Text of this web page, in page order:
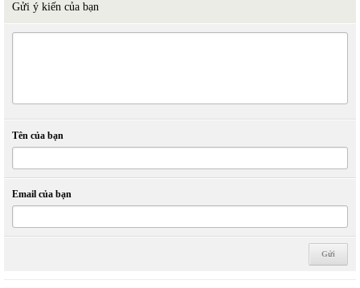
Gửi ý kiến của bạn
Tên của bạn
Email của bạn